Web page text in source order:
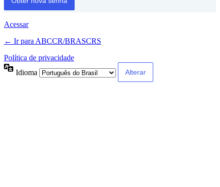
Acessar
← Ir para ABCCR/BRASCRS
Política de privacidade
Idioma